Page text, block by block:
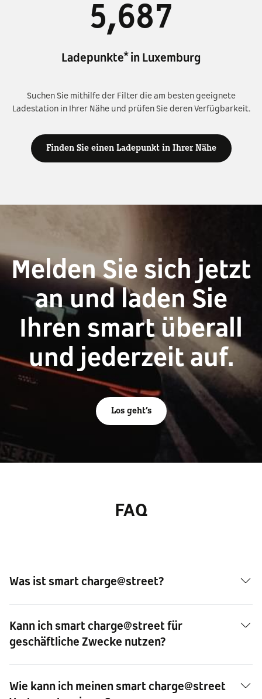
5,687
Ladepunkte* in Luxemburg
Suchen Sie mithilfe der Filter die am besten geeignete
Ladestation in Ihrer Nähe und prüfen Sie deren Verfügbarkeit.
Finden Sie einen Ladepunkt in Ihrer Nähe
Melden Sie sich jetzt
an und laden Sie
Ihren smart überall
und jederzeit auf.
Los geht’s
FAQ
Was ist smart charge@street?
Kann ich smart charge@street für
geschäftliche Zwecke nutzen?
Wie kann ich meinen smart charge@street